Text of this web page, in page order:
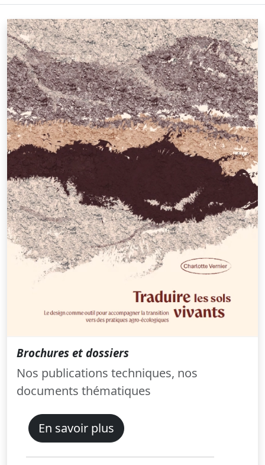
Brochures et dossiers
Nos publications techniques, nos
documents thématiques
En savoir plus